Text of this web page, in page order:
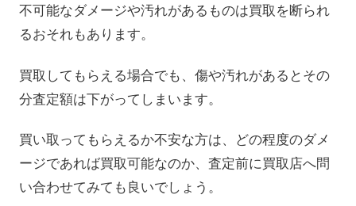
不可能なダメージや汚れがあるものは買取を断られ
るおそれもあります。
買取してもらえる場合でも、傷や汚れがあるとその
分査定額は下がってしまいます。
買い取ってもらえるか不安な方は、どの程度のダメ
ージであれば買取可能なのか、査定前に買取店へ問
い合わせてみても良いでしょう。